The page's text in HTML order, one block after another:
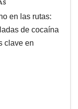
en las rutas:
de cocaína
clave en